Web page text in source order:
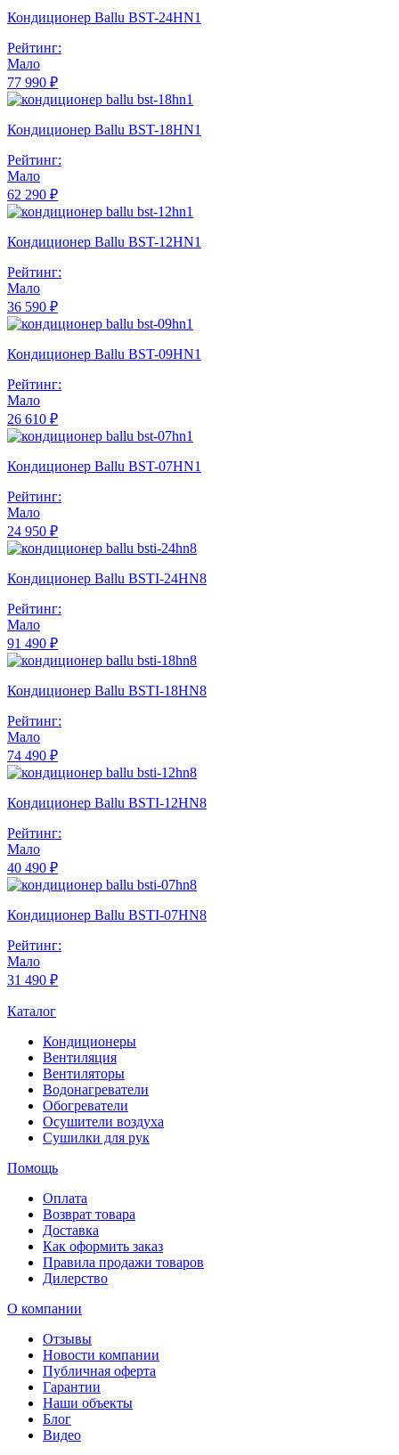
Кондиционер Ballu BST-24HN1
Рейтинг:
Мало
77 990 ₽
Кондиционер Ballu BST-18HN1
Рейтинг:
Мало
62 290 ₽
Кондиционер Ballu BST-12HN1
Рейтинг:
Мало
36 590 ₽
Кондиционер Ballu BST-09HN1
Рейтинг:
Мало
26 610 ₽
Кондиционер Ballu BST-07HN1
Рейтинг:
Мало
24 950 ₽
Кондиционер Ballu BSTI-24HN8
Рейтинг:
Мало
91 490 ₽
Кондиционер Ballu BSTI-18HN8
Рейтинг:
Мало
74 490 ₽
Кондиционер Ballu BSTI-12HN8
Рейтинг:
Мало
40 490 ₽
Кондиционер Ballu BSTI-07HN8
Рейтинг:
Мало
31 490 ₽
Каталог
Кондиционеры
Вентиляция
Вентиляторы
Водонагреватели
Обогреватели
Осушители воздуха
Сушилки для рук
Помощь
Оплата
Возврат товара
Доставка
Как оформить заказ
Правила продажи товаров
Дилерство
О компании
Отзывы
Новости компании
Публичная оферта
Гарантии
Наши объекты
Блог
Видео